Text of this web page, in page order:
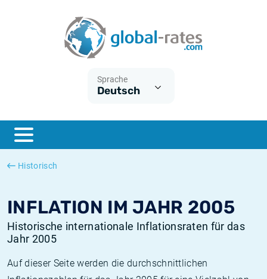
Sprache
Deutsch
Historisch
INFLATION IM JAHR 2005
Historische internationale Inflationsraten für das
Jahr 2005
Auf dieser Seite werden die durchschnittlichen
ESTER
SONIA
Was ist die VPI-Inflation?
Was ist die HVPI-Inflation?
Deutsche inflation
Europäische inflation
Historische Euribor-Sätze
Historische ESTER-Sätze
Historische SOFR-Sätze
Historische SONIA-Sätze
Inflationsrechner